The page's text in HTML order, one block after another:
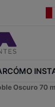
CÓMO
Oscuro 70